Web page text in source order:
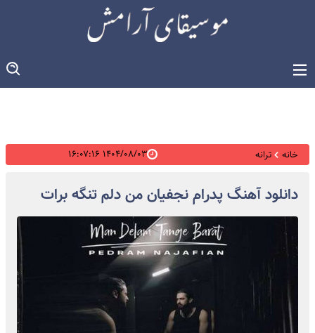
خانه ترانه ۱۴۰۴/۰۸/۰۳ ۱۶:۰۷:۱۶
دانلود آهنگ پدرام نجفیان من دلم تنگه برات